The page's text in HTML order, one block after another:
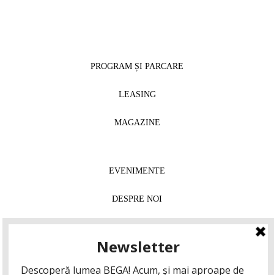
PROGRAM ȘI PARCARE
LEASING
MAGAZINE
EVENIMENTE
DESPRE NOI
INSTAGRAM